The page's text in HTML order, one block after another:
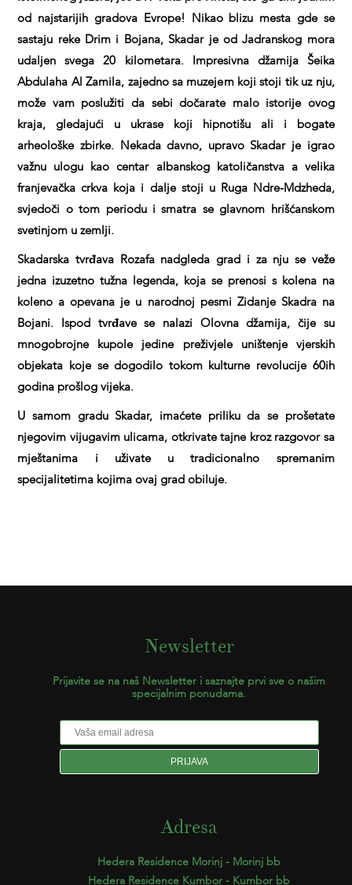
od najstarijih gradova Evrope! Nikao blizu mesta gde se
sastaju reke Drim i Bojana, Skadar je od Jadranskog mora
udaljen svega 20 kilometara. Impresivna džamija Šeika
Abdulaha Al Zamila, zajedno sa muzejem koji stoji tik uz nju,
može vam poslužiti da sebi dočarate malo istorije ovog
kraja, gledajući u ukrase koji hipnotišu ali i bogate
arheološke zbirke. Nekada davno, upravo Skadar je igrao
važnu ulogu kao centar albanskog katoličanstva a velika
franjevačka crkva koja i dalje stoji u Ruga Ndre-Mdzheda,
svjedoči o tom periodu i smatra se glavnom hrišćanskom
svetinjom u zemlji.
Skadarska tvrđava Rozafa nadgleda grad i za nju se veže
jedna izuzetno tužna legenda, koja se prenosi s kolena na
koleno a opevana je u narodnoj pesmi Zidanje Skadra na
Bojani. Ispod tvrđave se nalazi Olovna džamija, čije su
mnogobrojne kupole jedine preživjele uništenje vjerskih
objekata koje se dogodilo tokom kulturne revolucije 60ih
godina prošlog vijeka.
U samom gradu Skadar, imaćete priliku da se prošetate
njegovim vijugavim ulicama, otkrivate tajne kroz razgovor sa
mještanima i uživate u tradicionalno spremanim
specijalitetima kojima ovaj grad obiluje.
Newsletter
Prijavite se na naš Newsletter i saznajte prvi sve o našim
specijalnim ponudama.
Adresa
Hedera Residence Morinj - Morinj bb
Hedera Residence Kumbor - Kumbor bb